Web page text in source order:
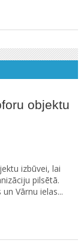
objektu
izbūvei, lai
pilsētā.
Vārnu ielas...